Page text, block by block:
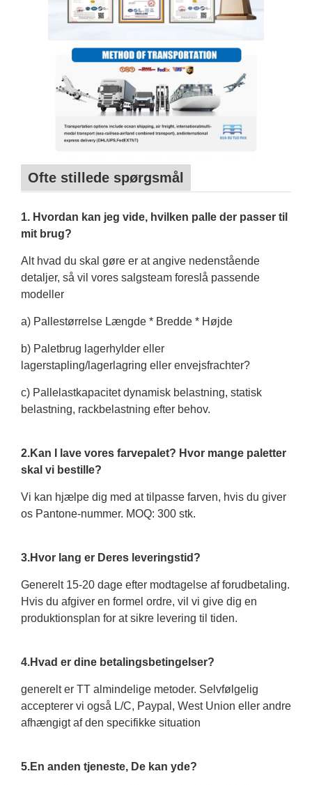
Ofte stillede spørgsmål
1. Hvordan kan jeg vide, hvilken palle der passer til
mit brug?
Alt hvad du skal gøre er at angive nedenstående
detaljer, så vil vores salgsteam foreslå passende
modeller
a) Pallestørrelse Længde * Bredde * Højde
b) Paletbrug lagerhylder eller
lagerstapling/lagerlagring eller envejsfrachter?
c) Pallelastkapacitet dynamisk belastning, statisk
belastning, rackbelastning efter behov.
2.Kan I lave vores farvepalet? Hvor mange paletter
skal vi bestille?
Vi kan hjælpe dig med at tilpasse farven, hvis du giver
os Pantone-nummer. MOQ: 300 stk.
3.Hvor lang er Deres leveringstid?
Generelt 15-20 dage efter modtagelse af forudbetaling.
Hvis du afgiver en formel ordre, vil vi give dig en
produktionsplan for at sikre levering til tiden.
4.Hvad er dine betalingsbetingelser?
generelt er TT almindelige metoder. Selvfølgelig
accepterer vi også L/C, Paypal, West Union eller andre
afhængigt af den specifikke situation
5.En anden tjeneste, De kan yde?